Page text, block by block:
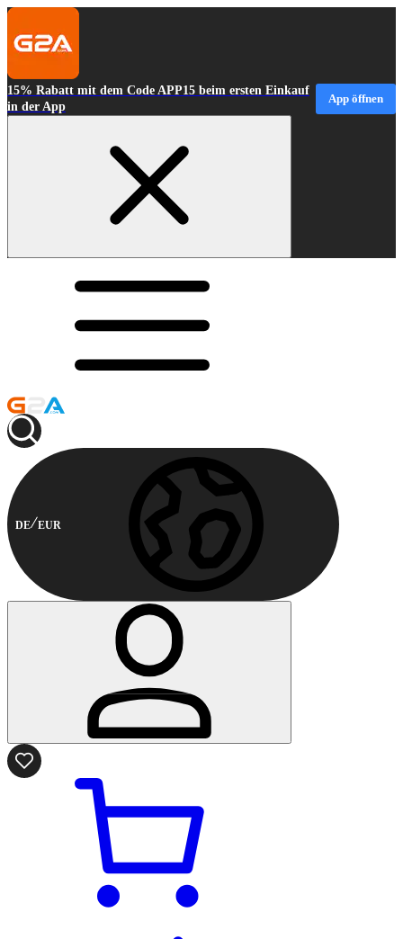
15% Rabatt mit dem Code APP15 beim ersten Einkauf
in der App
App öffnen
DE EUR